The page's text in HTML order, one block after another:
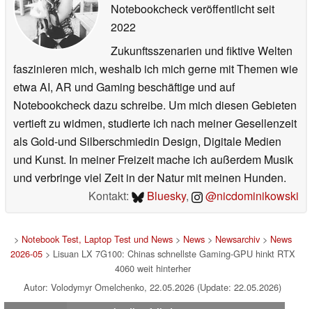
Notebookcheck veröffentlichtseit
2022
Zukunftsszenarien und fiktive Welten
faszinieren mich, weshalb ich mich gerne mit Themen wie
etwa AI, AR und Gaming beschäftige und auf
Notebookcheck dazu schreibe. Um mich diesen Gebieten
vertieft zu widmen, studierte ich nach meiner Gesellenzeit
als Gold-und Silberschmiedin Design, Digitale Medien
und Kunst. In meiner Freizeit mache ich außerdem Musik
und verbringe viel Zeit in der Natur mit meinen Hunden.
Kontakt:
Bluesky, @nicdominikowski
> Notebook Test, Laptop Test und News> News> Newsarchiv> News
2026-05> Lisuan LX 7G100: Chinas schnellste Gaming-GPU hinkt RTX
4060 weit hinterher
Autor: Volodymyr Omelchenko, 22.05.2026 (Update: 22.05.2026)